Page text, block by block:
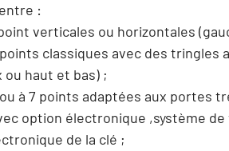
:
verticales ou horizontales
classiques avec des tringles
haut et bas) ;
à 7 points adaptées aux portes
option électronique ,système
de la clé ;